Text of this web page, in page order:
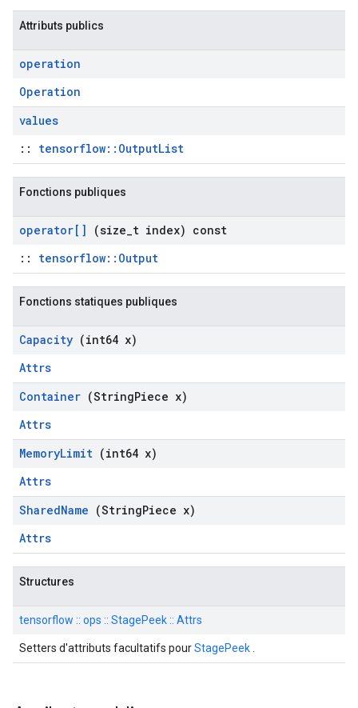
Attributs publics
operation
Operation
values
:: tensorflow::OutputList
Fonctions publiques
operator[] (size t index) const
:: tensorflow::Output
Fonctions statiques publiques
Capacity (int64 x)
Attrs
Container (StringPiece x)
Attrs
MemoryLimit (int64 x)
Attrs
SharedName (StringPiece x)
Attrs
Structures
tensorflow :: ops :: StagePeek :: Attrs
Setters d'attributs facultatifs pourStagePeek